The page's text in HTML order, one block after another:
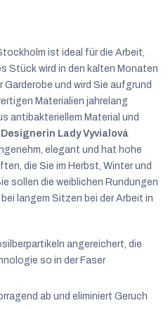
ist ideal für die Arbeit,
Stück wird in den kalten Monaten
und wird Sie aufgrund
Materialien jahrelang
antibakteriellem Material und
Lady Vyvialová
elegant und hat hohe
die Sie im Herbst, Winter und
sollen die weiblichen Rundungen
langem Sitzen bei der Arbeit in
angereichert, die
so in der Faser
ab und eliminiert Geruch